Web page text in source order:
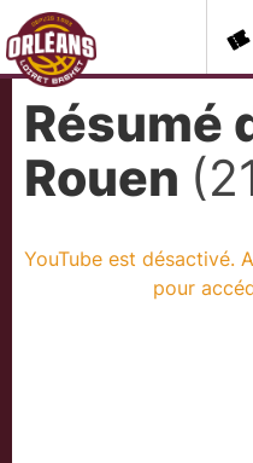
Résumé
Rouen
YouTube est désactivé.
pour